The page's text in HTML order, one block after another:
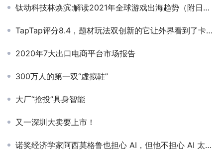
钛动科技林焕滨:解读2021年全球游戏出海趋势（附日韩手游营销白皮书下载）
TapTap评分8.4，题材玩法双创新的它让外界看到了卡牌品类的新方向
2020年7大出口电商平台市场报告
300万人的第一双“虚拟鞋”
大厂“抢投”具身智能
又一深圳大卖要上市！
诺奖经济学家阿西莫格鲁也担心 AI，但他不担心 AI 太聪明